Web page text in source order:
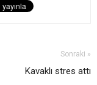
Sonraki »
Kavaklı stres attı